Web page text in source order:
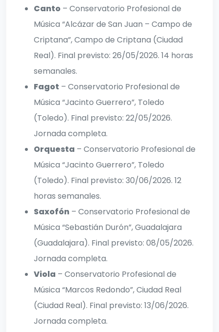
Canto – Conservatorio Profesional de
Música “Alcázar de San Juan – Campo de
Criptana”, Campo de Criptana (Ciudad
Real). Final previsto: 26/05/2026. 14 horas
semanales.
Fagot – Conservatorio Profesional de
Música “Jacinto Guerrero”, Toledo
(Toledo). Final previsto: 22/05/2026.
Jornada completa.
Orquesta – Conservatorio Profesional de
Música “Jacinto Guerrero”, Toledo
(Toledo). Final previsto: 30/06/2026. 12
horas semanales.
Saxofón – Conservatorio Profesional de
Música “Sebastián Durón”, Guadalajara
(Guadalajara). Final previsto: 08/05/2026.
Jornada completa.
Viola – Conservatorio Profesional de
Música “Marcos Redondo”, Ciudad Real
(Ciudad Real). Final previsto: 13/06/2026.
Jornada completa.